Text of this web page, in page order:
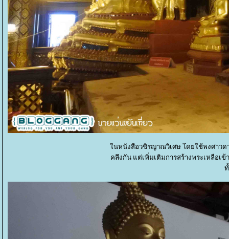
นหนังสือวชิรญาณวิเศษ โดยใช้พงศาวด
คลึงกัน แต่เพิ่มเติมการสร้างพระเหลือเ